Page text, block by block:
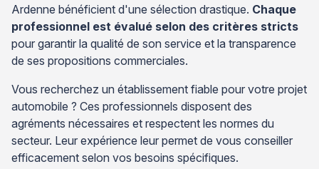
Ardenne bénéficient d'une sélection drastique. Chaque
professionnel est évalué selon des critères stricts
pour garantir la qualité de son service et la transparence
de ses propositions commerciales.
Vous recherchez un établissement fiable pour votre projet
automobile ? Ces professionnels disposent des
agréments nécessaires et respectent les normes du
secteur. Leur expérience leur permet de vous conseiller
efficacement selon vos besoins spécifiques.